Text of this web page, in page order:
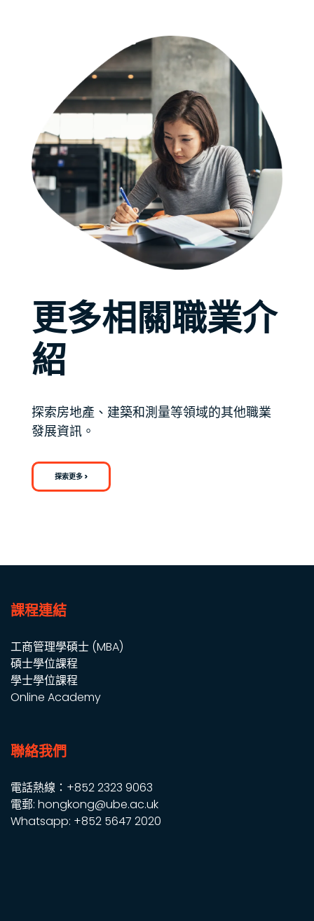
更多相關職業介
紹
探索房地產、建築和測量等領域的其他職業
發展資訊。
探索更多 >
課程連結
工商管理學碩士 (MBA)
碩士學位課程
學士學位課程
Online Academy
聯絡我們
電話熱線：+852 2323 9063
電郵: hongkong@ube.ac.uk
Whatsapp: +852 5647 2020